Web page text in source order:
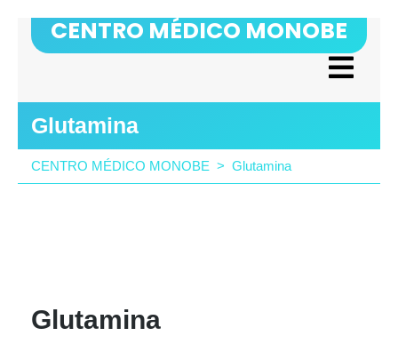
CENTRO MÉDICO MONOBE
Glutamina
CENTRO MÉDICO MONOBE > Glutamina
Glutamina